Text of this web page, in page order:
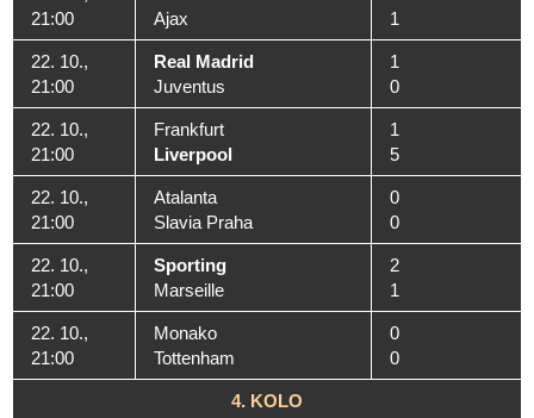
21:00
Ajax
1
22. 10.,
21:00
Real Madrid
Juventus
1
0
22. 10.,
21:00
Frankfurt
Liverpool
1
5
22. 10.,
21:00
Atalanta
Slavia Praha
0
0
22. 10.,
21:00
Sporting
Marseille
2
1
22. 10.,
21:00
Monako
Tottenham
0
0
4. KOLO